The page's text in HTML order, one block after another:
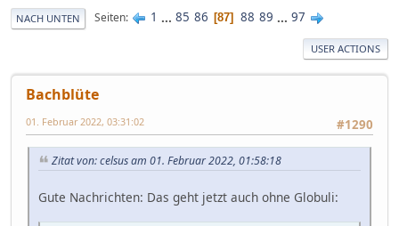
NACH UNTEN Seiten 1 ... 85 86 87 88 89 ... 97
USER ACTIONS
Bachblüte
#1290
01. Februar 2022, 03:31:02
Zitat von: celsus am 01. Februar 2022, 01:58:18
Gute Nachrichten: Das geht jetzt auch ohne Globuli: